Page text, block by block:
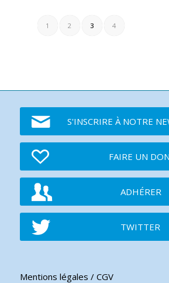
1 2 3 4
S'INSCRIRE À NOTRE
FAIRE UN DON
ADHÉRER
TWITTER
Mentions légales / CGV